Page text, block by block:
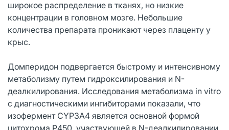
широкое распределение в тканях, но низкие
концентрации в головном мозге. Небольшие
количества препарата проникают через плаценту у
крыс.
Домперидон подвергается быстрому и интенсивному
метаболизму путем гидроксилирования и N-
деалкилирования. Исследования метаболизма in vitro
с диагностическими ингибиторами показали, что
изофермент CYP3A4 является основной формой
цитохрома Р450, участвующей в N-деалкилировании